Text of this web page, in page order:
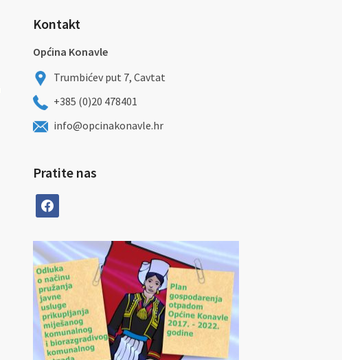
Kontakt
Općina Konavle
Trumbićev put 7, Cavtat
+385 (0)20 478401
info@opcinakonavle.hr
Pratite nas
facebook